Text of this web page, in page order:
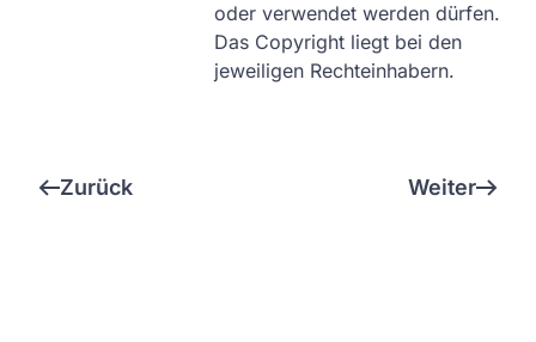
oder verwendet werden dürfen.
Das Copyright liegt bei den
jeweiligen Rechteinhabern.
Zurück Weiter